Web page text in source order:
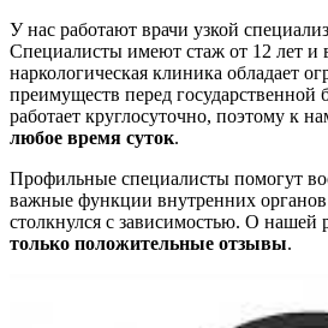
У нас работают врачи узкой
Специалисты имеют стаж от 12 лет
наркологическая клиника обладает
преимуществ перед государственной
работает круглосуточно, поэтому к
любое время суток.
Профильные специалисты помогут
важные функции внутренних органов
столкнулся с зависимостью. О нашей
только положительные отзывы.